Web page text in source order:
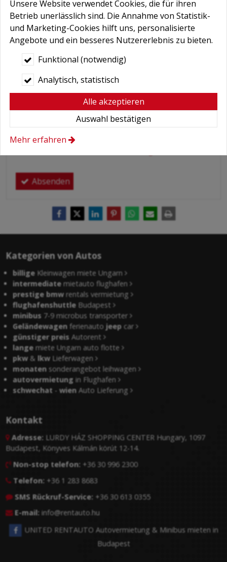
Bedingungen*
Hiermit autorisiere ich die Behandlung
meiner persönlichen Daten.
Absenden
Kategorien von Autos
billige Kleinwagen miete Ungarn
intermediate mietauto flughafen
prestige bmwrentals vermietung
flughafenshuttle Budapest
minibus 7-9 microbus transporter
Geländewagen ferienautojeep car
günstiger preis Autorent
lange miete Ungarn auto flotte
pkw&lkwLieferwagen
monaten sonderangebot leihwagen
autovermietung in Flughafen
schwechat -wien Auto Lieferung
Kontakt
 Adresse: LURDY HÁZ SHOPPING CENTER Hungary, 1097
Budapest, Könyves Kálmán körút 12-14.
 Non-stop telefon: +36 30 996 2300
 Telefon: +36 1 283 8683
 SMS Rückruf-Service: +36 30 613 0355
 E-mail: info@rentauto.hu
UNITED RENTAUTO Autovermietung & Minibus mieten in
Budapest
Unsere Website verwendet Cookies, die für ihren
Betrieb unerlässlich sind. Die Annahme von Statistik-
und Marketing-Cookies hilft uns, personalisierte
Angebote und ein besseres Nutzererlebnis zu bieten.
Funktional (notwendig)
Analytisch, statistisch
Alle akzeptieren
Auswahl bestätigen
Mehr erfahren